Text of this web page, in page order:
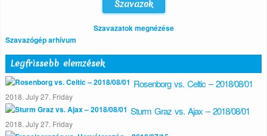
Szavazatok megnézése
Szavazógép arhívum
Legfrissebb elemzések
Rosenborg vs. Celtic – 2018/08/01
2018. July 27. Friday
Sturm Graz vs. Ajax – 2018/08/01
2018. July 27. Friday